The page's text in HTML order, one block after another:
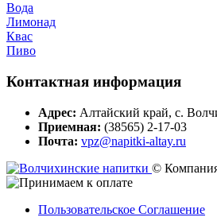
Вода
Лимонад
Квас
Пиво
Контактная информация
Адрес: Алтайский край, с.
Приемная: (38565) 2-17-03
Почта: vpz@napitki-altay.ru
©
Пользовательское Соглашение